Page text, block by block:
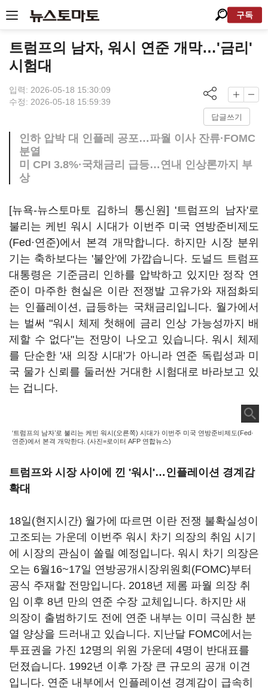
구독
트럼프의 남자, 워시 연준 개막…'금리'
시험대
입력: 2026-05-18 15:30:09
수정: 2026-05-18 15:59:39
답글쓰기
인하 압박 대 인플레 공포…파월 이사 잔류·FOMC
분열
미 CPI 3.8%·국채금리 급등…연내 인상론까지 부
상
[뉴욕-뉴스토마토 김하늬 통신원] '트럼프의 남자'로
불리는 케빈 워시 시대가 이번주 미국 연방준비제도
(Fed·연준)에서 본격 개막합니다. 하지만 시장 분위
기는 축하보다는 '불안'에 가깝습니다. 도널드 트럼프
대통령은 기준금리 인하를 압박하고 있지만 정작 연
준이 마주한 현실은 이란 전쟁발 고유가와 재점화되
는 인플레이션, 급등하는 국채금리입니다. 월가에서
는 벌써 "워시 체제 첫해에 금리 인상 가능성까지 배
제할 수 없다"는 전망이 나오고 있습니다. 워시 체제
를 단순한 '새 의장 시대'가 아니라 연준 독립성과 미
국 물가 신뢰를 둘러싼 거대한 시험대로 바라보고 있
는 겁니다.
‘트럼프의 남자’로 불리는 케빈 워시(오른쪽) 시대가 이번주 미국 연방준비제도(Fed·
연준)에서 본격 개막한다. (사진=로이터 AFP 연합뉴스)
트럼프와 시장 사이에 낀 '워시'…인플레이션 경계감
확대
18일(현지시간) 월가에 따르면 이란 전쟁 불확실성이
고조되는 가운데 이번주 워시 차기 의장의 취임 시기
에 시장의 관심이 쏠릴 예정입니다. 워시 차기 의장은
오는 6월16~17일 연방공개시장위원회(FOMC)부터
공식 주재할 전망입니다. 2018년 제롬 파월 의장 취
임 이후 8년 만의 연준 수장 교체입니다. 하지만 새
의장이 출범하기도 전에 연준 내부는 이미 극심한 분
열 양상을 드러내고 있습니다. 지난달 FOMC에서는
투표권을 가진 12명의 위원 가운데 4명이 반대표를
던졌습니다. 1992년 이후 가장 큰 규모의 공개 이견
입니다. 연준 내부에서 인플레이션 경계감이 급속히